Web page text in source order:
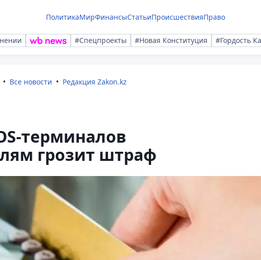
ПолитикаМирФинансыСтатьиПроисшествияПраво
#Спецпроекты #Новая Конституция #Гордость
Все новости Редакция Zakon.kz
терминалов
грозит штраф